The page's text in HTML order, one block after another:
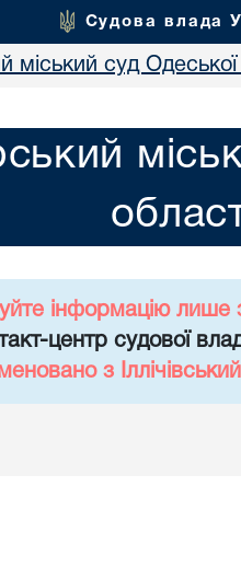
Судова влада
міський суд Одеської
інформацію лише
центр судової
з